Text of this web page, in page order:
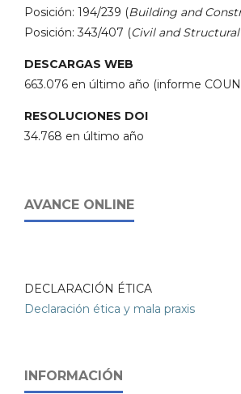
Posición: 194/239 (Building and
Posición: 343/407 (Civil and
DESCARGAS WEB
663.076 en último año (informe
RESOLUCIONES DOI
34.768 en último año
AVANCE ONLINE
DECLARACIÓN ÉTICA
Declaración ética y mala praxis
INFORMACIÓN